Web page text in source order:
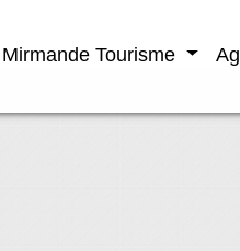
Mirmande Tourisme